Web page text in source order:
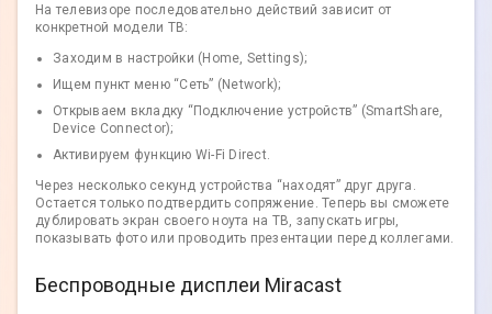
На телевизоре последовательно действий зависит от
конкретной модели ТВ:
Заходим в настройки (Home, Settings);
Ищем пункт меню “Сеть” (Network);
Открываем вкладку “Подключение устройств” (SmartShare,
Device Connector);
Активируем функцию Wi-Fi Direct.
Через несколько секунд устройства “находят” друг друга.
Остается только подтвердить сопряжение. Теперь вы сможете
дублировать экран своего ноута на ТВ, запускать игры,
показывать фото или проводить презентации перед коллегами.
Беспроводные дисплеи Miracast